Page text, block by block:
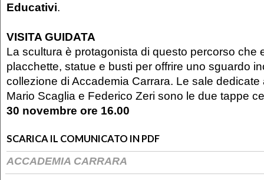
Educativi.
VISITA GUIDATA
La scultura è protagonista di questo percorso che
placchette, statue e busti per offrire uno sguardo
collezione di Accademia Carrara. Le sale dedicate
Mario Scaglia e Federico Zeri sono le due tappe
30 novembre ore 16.00
SCARICA IL COMUNICATO IN PDF
ACCADEMIA CARRARA